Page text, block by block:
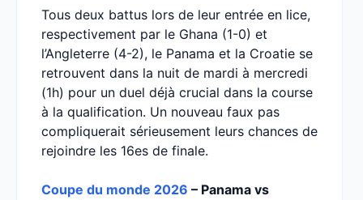
Tous deux battus lors de leur entrée en lice,
respectivement par le Ghana (1-0) et
l’Angleterre (4-2), le Panama et la Croatie se
retrouvent dans la nuit de mardi à mercredi
(1h) pour un duel déjà crucial dans la course
à la qualification. Un nouveau faux pas
compliquerait sérieusement leurs chances de
rejoindre les 16es de finale.
Coupe du monde 2026 – Panama vs